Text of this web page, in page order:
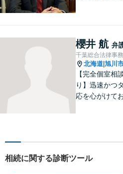
事務所】地域
所運営を継続
の企業様の顧
故／相続など
櫻井 航 弁
千葉総合法律事
北海道 旭川
【完全個室相
り】迅速かつ
応を心がけて
と感じる方も
ます。
相続に関する診断ツール